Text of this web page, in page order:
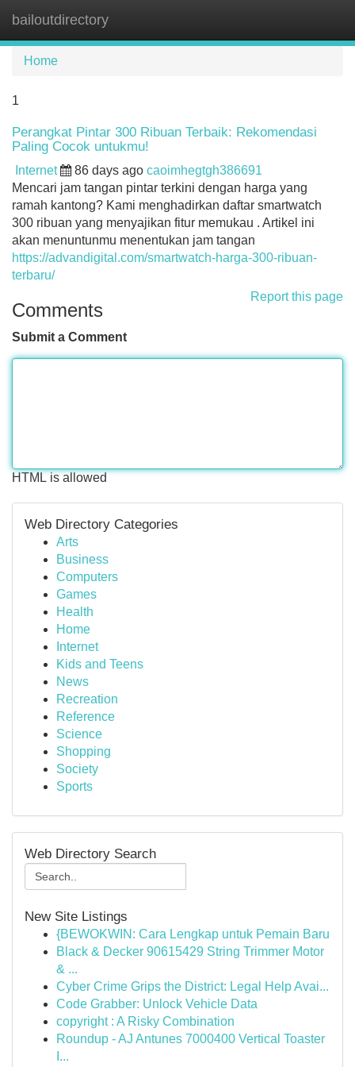
bailoutdirectory
Home
1
Perangkat Pintar 300 Ribuan Terbaik: Rekomendasi
Paling Cocok untukmu!
Internet 86 days ago caoimhegtgh386691
Mencari jam tangan pintar terkini dengan harga yang
ramah kantong? Kami menghadirkan daftar smartwatch
300 ribuan yang menyajikan fitur memukau . Artikel ini
akan menuntunmu menentukan jam tangan
https://advandigital.com/smartwatch-harga-300-ribuan-
terbaru/
Report this page
Comments
Submit a Comment
HTML is allowed
Web Directory Categories
Arts
Business
Computers
Games
Health
Home
Internet
Kids and Teens
News
Recreation
Reference
Science
Shopping
Society
Sports
Web Directory Search
New Site Listings
{BEWOKWIN: Cara Lengkap untuk Pemain Baru
Black & Decker 90615429 String Trimmer Motor
& ...
Cyber Crime Grips the District: Legal Help Avai...
Code Grabber: Unlock Vehicle Data
copyright : A Risky Combination
Roundup - AJ Antunes 7000400 Vertical Toaster
I...